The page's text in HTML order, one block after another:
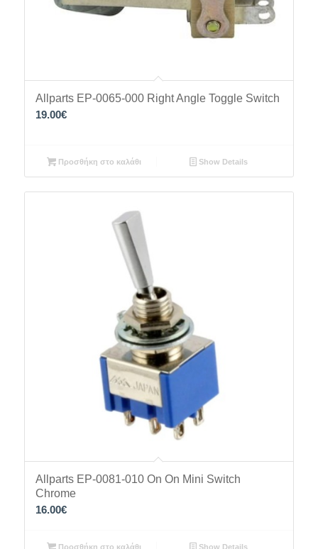
Allparts EP-0065-000 Right Angle Toggle Switch
19.00€
Προσθήκη στο καλάθι Show Details
Allparts EP-0081-010 On On Mini Switch
Chrome
16.00€
Προσθήκη στο καλάθι Show Details